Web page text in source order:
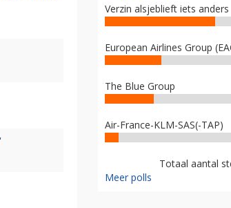
Verzin alsjeblieft iets anders
European Airlines Group
The Blue Group
Air-France-KLM-SAS(-TAP)
Totaal aantal
Meer polls